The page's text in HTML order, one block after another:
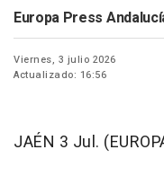
Europa Press
Viernes, 3 julio 2026
Actualizado: 16:56
JAÉN 3 Jul.